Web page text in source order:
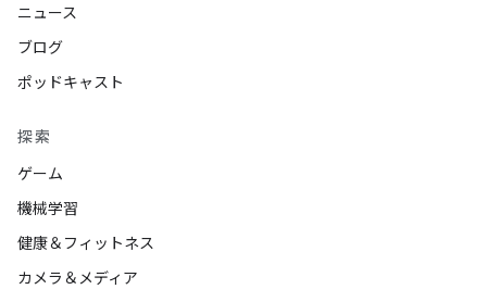
ニュース
ブログ
ポッドキャスト
探索
ゲーム
機械学習
健康＆フィットネス
カメラ＆メディア